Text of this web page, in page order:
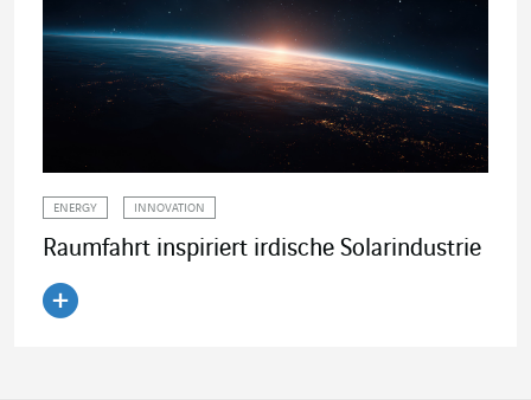
ENERGY INNOVATION
Raumfahrt inspiriert irdische Solarindustrie